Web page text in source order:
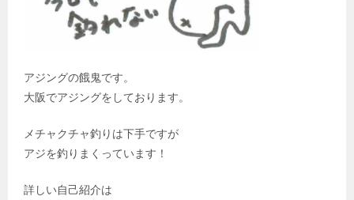
アジングの餓鬼です。
大阪でアジングをしております。
メチャクチャ釣りは下手ですが
アジを釣りまくっています！
詳しい自己紹介は